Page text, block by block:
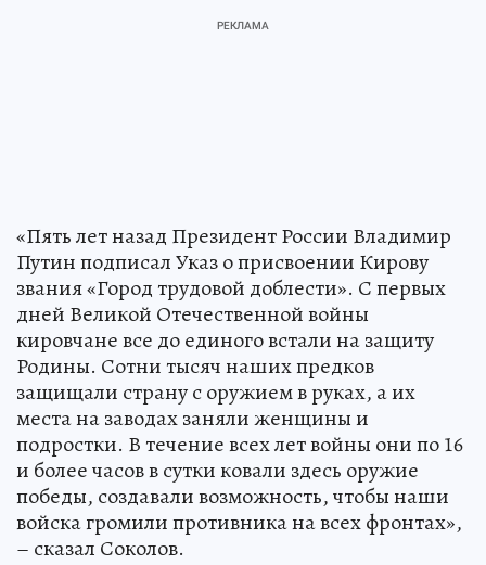
«Пять лет назад Президент России Владимир
Путин подписал Указ о присвоении Кирову
звания «Город трудовой доблести». С первых
дней Великой Отечественной войны
кировчане все до единого встали на защиту
Родины. Сотни тысяч наших предков
защищали страну с оружием в руках, а их
места на заводах заняли женщины и
подростки. В течение всех лет войны они по 16
и более часов в сутки ковали здесь оружие
победы, создавали возможность, чтобы наши
войска громили противника на всех фронтах»,
– сказал Соколов.